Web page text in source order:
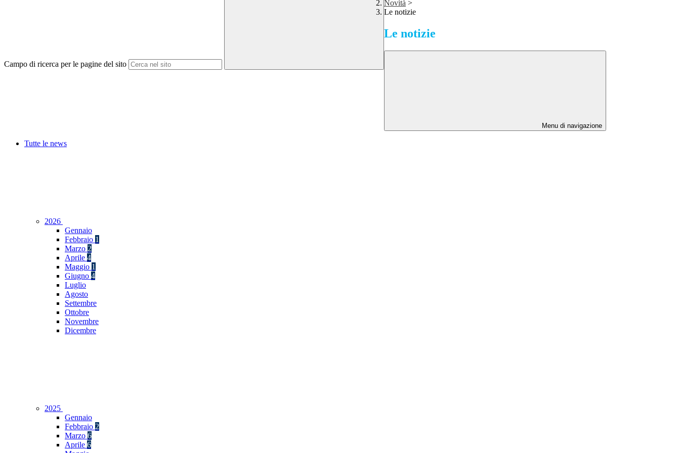
Campo di ricerca per le pagine del sito
Novità >
Le notizie
Le notizie
Menu di navigazione
Tutte le news
2026
Gennaio
Febbraio 1
Marzo 2
Aprile 4
Maggio 1
Giugno 4
Luglio
Agosto
Settembre
Ottobre
Novembre
Dicembre
2025
Gennaio
Febbraio 2
Marzo 6
Aprile 6